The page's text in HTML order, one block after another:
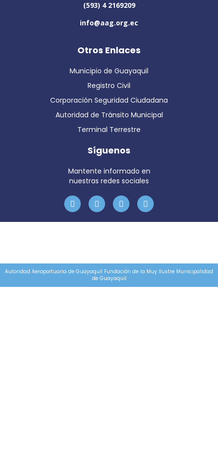
(593) 4 2169209
info@aag.org.ec
Otros Enlaces
Municipio de Guayaquil
Registro Civil
Corporación Seguridad Ciudadana
Autoridad de Tránsito Municipal
Terminal Terrestre
Síguenos
Mantente informado en
nuestras redes sociales
Autoridad Aeroportuaria de Guayaquil Fundación de la Muy Ilustre Municipalidad
de Guayaquil